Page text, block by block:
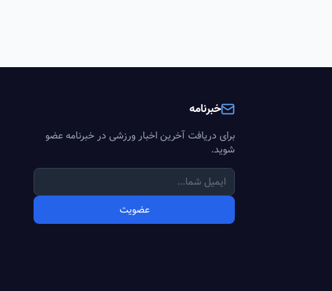
خبرنامه
برای دریافت آخرین اخبار ورزشی در خبرنامه عضو
شوید.
عضویت